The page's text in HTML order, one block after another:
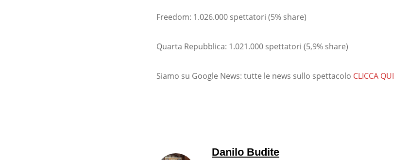
Freedom: 1.026.000 spettatori (5% share)
Quarta Repubblica: 1.021.000 spettatori (5,9% share)
Siamo su Google News: tutte le news sullo spettacolo CLICCA QUI
Danilo Budite